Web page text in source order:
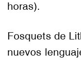
horas).
Fosquets de
nuevos